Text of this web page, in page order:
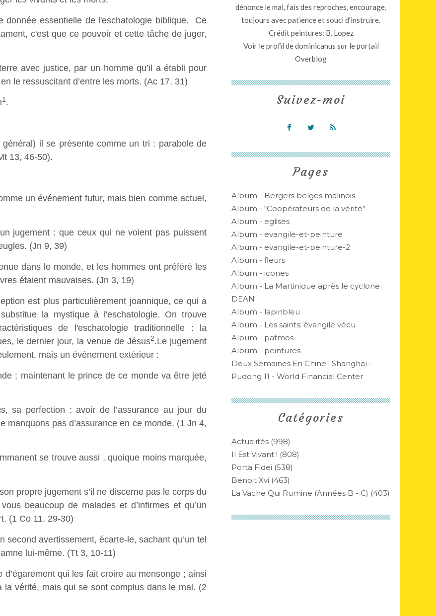
donnée essentielle de l'eschatologie biblique. Ce
c'est que ce pouvoir et cette tâche de juger,
avec justice, par un homme qu’il a établi pour
le ressuscitant d’entre les morts. (Ac 17, 31)
1.
il se présente comme un tri : parabole de
13, 46-50).
un événement futur, mais bien comme actuel,
jugement : que ceux qui ne voient pas puissent
(Jn 9, 39)
dans le monde, et les hommes ont préféré les
étaient mauvaises. (Jn 3, 19)
est plus particulièrement joannique, ce qui a
la mystique à l'eschatologie. On trouve
de l'eschatologie traditionnelle : la
le dernier jour, la venue de Jésus2.Le jugement
mais un événement extérieur :
; maintenant le prince de ce monde va être jeté
sa perfection : avoir de l’assurance au jour du
manquons pas d’assurance en ce monde. (1 Jn 4,
se trouve aussi , quoique moins marquée,
propre jugement s’il ne discerne pas le corps du
beaucoup de malades et d’infirmes et qu’un
(1 Co 11, 29-30)
second avertissement, écarte-le, sachant qu’un tel
lui-même. (Tt 3, 10-11)
qui les fait croire au mensonge ; ainsi
la vérité, mais qui se sont complus dans le mal. (2
Catégories
Actualités (998)
Il Est Vivant ! (808)
Porta Fidei (538)
Benoit Xvi (463)
La Vache Qui Rumine (années B - C) (403)
Pages
Album - Bergers belges malinois
Album - "Coopérateurs de la vérité"
Album - eglises
Album - evangile-et-peinture
Album - evangile-et-peinture-2
Album - fleurs
Album - icones
Album - La Martinique après le cyclone
DEAN
Album - lapinbleu
Album - Les saints: évangile vécu
Album - patmos
Album - peintures
Deux Semaines En Chine : Shanghaï -
Pudong 11 - World Financial Center
dénonce le mal, fais des reproches, encourage,
toujours avec patience et souci d’instruire.
Crédit peintures: B. Lopez
Voir le profil dedominicanus sur le portail
Overblog
Suivez-moi